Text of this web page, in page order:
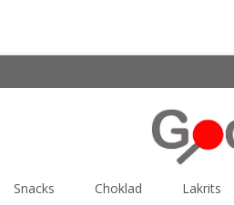
Snacks Choklad Lakrits